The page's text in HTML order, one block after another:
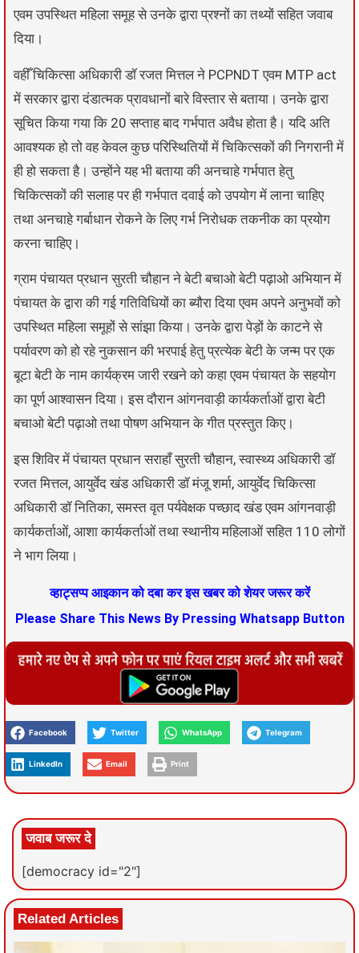
एवम उपस्थित महिला समूह से उनके द्वारा प्रश्नों का तथ्यों सहित जवाब
दिया।
वहीँ चिकित्सा अधिकारी डॉ रजत मित्तल ने PCPNDT एवम MTP act
में सरकार द्वारा दंडात्मक प्रावधानों बारे विस्तार से बताया। उनके द्वारा
सूचित किया गया कि 20 सप्ताह बाद गर्भपात अवैध होता है। यदि अति
आवश्यक हो तो वह केवल कुछ परिस्थितियों में चिकित्सकों की निगरानी में
ही हो सकता है। उन्होंने यह भी बताया की अनचाहे गर्भपात हेतु
चिकित्सकों की सलाह पर ही गर्भपात दवाई को उपयोग में लाना चाहिए
तथा अनचाहे गर्बाधान रोकने के लिए गर्भ निरोधक तकनीक का प्रयोग
करना चाहिए।
ग्राम पंचायत प्रधान सुरती चौहान ने बेटी बचाओ बेटी पढ़ाओ अभियान में
पंचायत के द्वारा की गई गतिविधियों का ब्यौरा दिया एवम अपने अनुभवों को
उपस्थित महिला समूहों से सांझा किया। उनके द्वारा पेड़ों के काटने से
पर्यावरण को हो रहे नुकसान की भरपाई हेतु प्रत्येक बेटी के जन्म पर एक
बूटा बेटी के नाम कार्यक्रम जारी रखने को कहा एवम पंचायत के सहयोग
का पूर्ण आश्वासन दिया। इस दौरान आंगनवाड़ी कार्यकर्ताओं द्वारा बेटी
बचाओ बेटी पढ़ाओ तथा पोषण अभियान के गीत प्रस्तुत किए।
इस शिविर में पंचायत प्रधान सराहाँ सुरती चौहान, स्वास्थ्य अधिकारी डॉ
रजत मित्तल, आयुर्वेद खंड अधिकारी डॉ मंजू शर्मा, आयुर्वेद चिकित्सा
अधिकारी डॉ नितिका, समस्त वृत पर्यवेक्षक पच्छाद खंड एवम आंगनवाड़ी
कार्यकर्ताओं, आशा कार्यकर्ताओं तथा स्थानीय महिलाओं सहित 110 लोगों
ने भाग लिया।
व्हाट्सप्प आइकान को दबा कर इस खबर को शेयर जरूर करें
Please Share This News By Pressing Whatsapp Button
Facebook Twitter WhatsApp Telegram
LinkedIn Email Print
जवाब जरूर दे
[democracy id="2"]
Related Articles